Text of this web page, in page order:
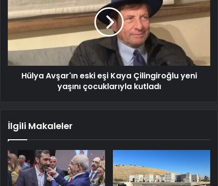
Hülya Avşar'ın eski eşi Kaya Çilingiroğlu yeni
yaşını çocuklarıyla kutladı
İlgili Makaleler